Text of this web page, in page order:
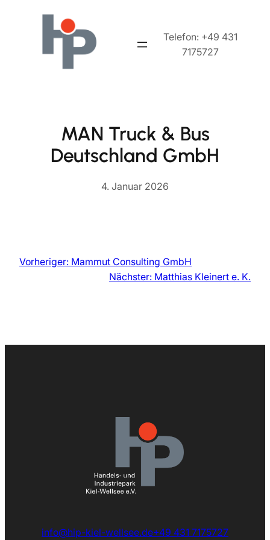
Telefon: +49 431
7175727
MAN Truck & Bus
Deutschland GmbH
4. Januar 2026
Vorheriger: Mammut Consulting GmbH
Nächster: Matthias Kleinert e. K.
info@hip-kiel-wellsee.de+49 431 7175727